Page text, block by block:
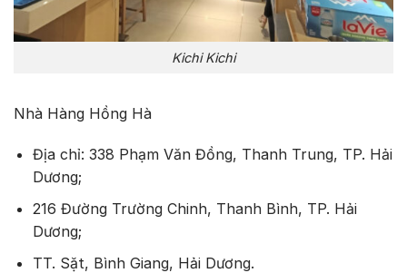
Kichi Kichi
Nhà Hàng Hồng Hà
Địa chỉ: 338 Phạm Văn Đồng, Thanh Trung, TP. Hải
Dương;
216 Đường Trường Chinh, Thanh Bình, TP. Hải
Dương;
TT. Sặt, Bình Giang, Hải Dương.